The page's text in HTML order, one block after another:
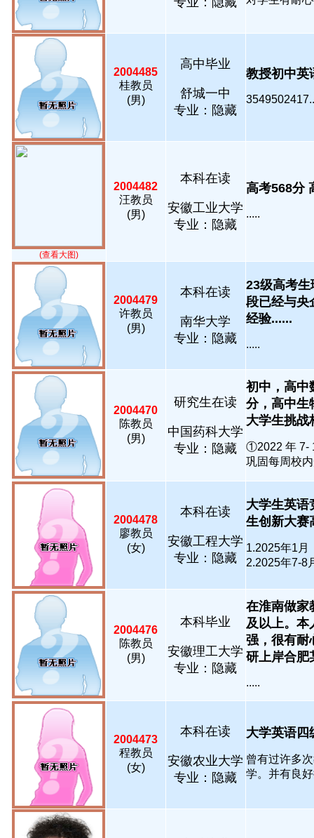
2004485
桂教员
(男)
高中毕业
舒城一中
专业：隐藏
教授初中英
(查看大图)
2004482
汪教员
(男)
本科在读
安徽工业大学
专业：隐藏
高考568分
.....
2004479
许教员
(男)
本科在读
南华大学
专业：隐藏
23级高考
段已经与央
经验......
.....
2004470
陈教员
(男)
研究生在读
中国药科大学
专业：隐藏
初中，高中
分，高中生
大学生挑战
①2022 年 7-
巩固每周校
2004478
廖教员
(女)
本科在读
安徽工程大学
专业：隐藏
大学生英语
生创新大赛
1.2025年1月
2.2025年7-8
2004476
陈教员
(男)
本科毕业
安徽理工大学
专业：隐藏
在淮南做家
及以上。本
强，很有耐
研上岸合肥
.....
2004473
程教员
(女)
本科在读
安徽农业大学
专业：隐藏
大学英语四
曾有过许多
学。并有良